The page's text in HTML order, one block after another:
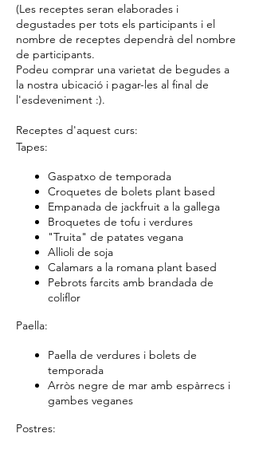
(Les receptes seran elaborades i
degustades per tots els participants i el
nombre de receptes dependrà del nombre
de participants.
Podeu comprar una varietat de begudes a
la nostra ubicació i pagar-les al final de
l'esdeveniment :).
Receptes d'aquest curs:
Tapes:
Gaspatxo de temporada
Croquetes de bolets plant based
Empanada de jackfruit a la gallega
Broquetes de tofu i verdures
"Truita" de patates vegana
Allioli de soja
Calamars a la romana plant based
Pebrots farcits amb brandada de
coliflor
Paella:
Paella de verdures i bolets de
temporada
Arròs negre de mar amb espàrrecs i
gambes veganes
Postres: